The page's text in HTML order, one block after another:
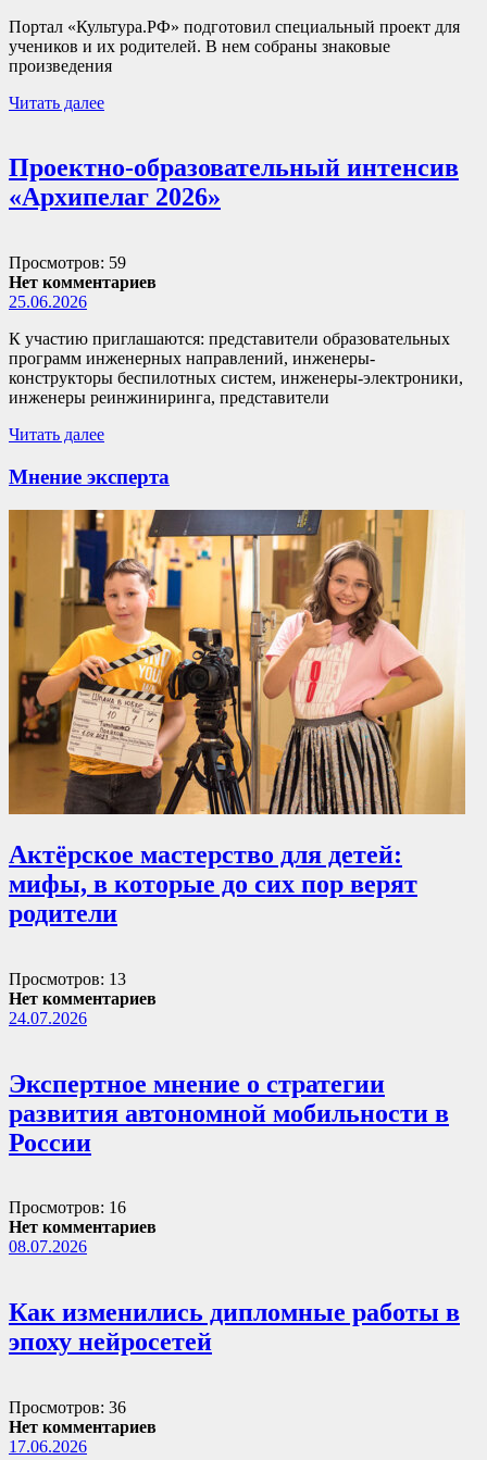
Портал «Культура.РФ» подготовил специальный проект для
учеников и их родителей. В нем собраны знаковые
произведения
Читать далее
Проектно-образовательный интенсив
«Архипелаг 2026»
Просмотров: 59
Нет комментариев
25.06.2026
К участию приглашаются: представители образовательных
программ инженерных направлений, инженеры-
конструкторы беспилотных систем, инженеры-электроники,
инженеры реинжиниринга, представители
Читать далее
Мнение эксперта
Актёрское мастерство для детей:
мифы, в которые до сих пор верят
родители
Просмотров: 13
Нет комментариев
24.07.2026
Экспертное мнение о стратегии
развития автономной мобильности в
России
Просмотров: 16
Нет комментариев
08.07.2026
Как изменились дипломные работы в
эпоху нейросетей
Просмотров: 36
Нет комментариев
17.06.2026